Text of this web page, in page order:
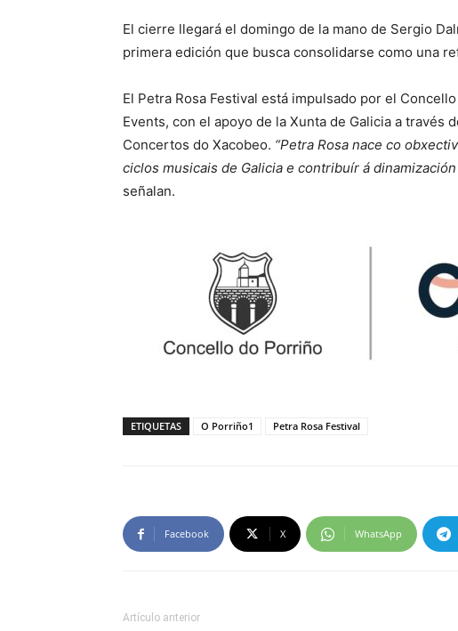
El cierre llegará el domingo de la mano de Sergio
primera edición que busca consolidarse como una
El Petra Rosa Festival está impulsado por el
Events, con el apoyo de la Xunta de Galicia a través
Concertos do Xacobeo. “Petra Rosa nace co
ciclos musicais de Galicia e contribuír á
señalan.
ETIQUETAS O Porriño1 Petra Rosa Festival
Facebook X WhatsApp
Artículo anterior